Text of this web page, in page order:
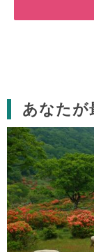
あなたが